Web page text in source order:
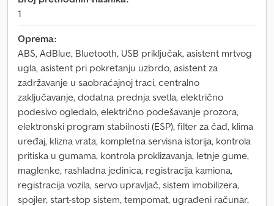
1
Oprema:
ABS, AdBlue, Bluetooth, USB priključak, asistent mrtvog
ugla, asistent pri pokretanju uzbrdo, asistent za
zadržavanje u saobraćajnoj traci, centralno
zaključavanje, dodatna prednja svetla, električno
podesivo ogledalo, električno podešavanje prozora,
elektronski program stabilnosti (ESP), filter za čađ, klima
uređaj, klizna vrata, kompletna servisna istorija, kontrola
pritiska u gumama, kontrola proklizavanja, letnje gume,
maglenke, rashladna jedinica, registracija kamiona,
registracija vozila, servo upravljač, sistem imobilizera,
spojler, start-stop sistem, tempomat, ugrađeni računar,